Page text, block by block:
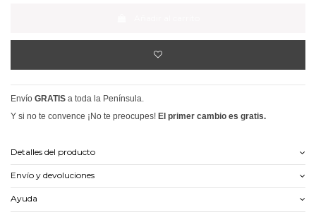
Envío GRATIS a toda la Península.
Y si no te convence ¡No te preocupes! El primer cambio es gratis.
Detalles del producto
Envío y devoluciones
Ayuda